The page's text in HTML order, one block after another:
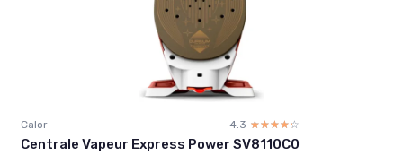
Calor 4.3 ☆☆☆☆☆
★★★★★
Centrale Vapeur Express Power SV8110C0